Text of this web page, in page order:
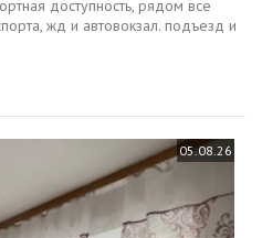
доступность, рядом все
жд и автовокзал. подъезд и
05.08.26